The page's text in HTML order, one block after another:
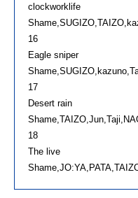
clockworklife
16
Eagle sniper
17
Desert rain
18
The live